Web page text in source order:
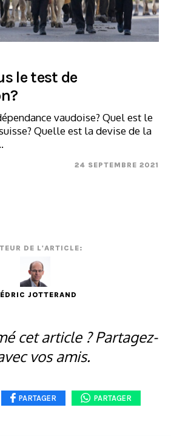
le test de
vaudoise? Quel est le
Quelle est la devise de la
24 SEPTEMBRE 2021
DE L'ARTICLE:
JOTTERAND
cet article ? Partagez-
vos amis.
PARTAGER PARTAGER